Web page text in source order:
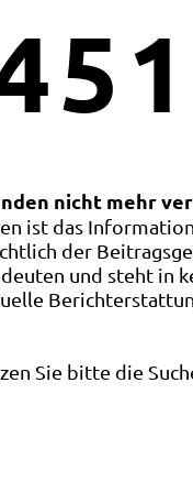
5 1
nicht mehr
ist das
der
und steht in
Sie bitte die